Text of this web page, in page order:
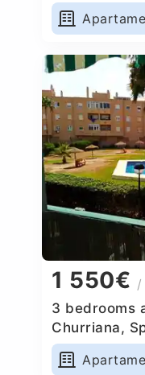
1 550€ /
3 bedrooms
Churriana,